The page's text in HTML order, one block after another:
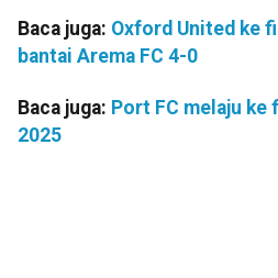
Baca juga: Oxford United ke
bantai Arema FC 4-0
Baca juga: Port FC melaju ke
2025